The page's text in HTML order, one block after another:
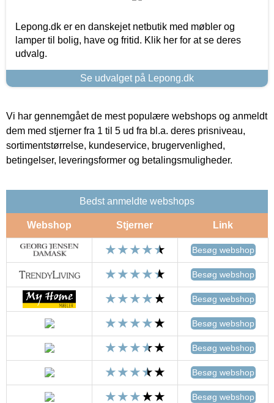
Lepong.dk er en danskejet netbutik med møbler og
lamper til bolig, have og fritid. Klik her for at se deres
udvalg.
Se udvalget på Lepong.dk
Vi har gennemgået de mest populære webshops og anmeldt
dem med stjerner fra 1 til 5 ud fra bl.a. deres prisniveau,
sortimentstørrelse, kundeservice, brugervenlighed,
betingelser, leveringsformer og betalingsmuligheder.
Bedst anmeldte webshops
Webshop Stjerner Link
Besøg webshop
Besøg webshop
Besøg webshop
Besøg webshop
Besøg webshop
Besøg webshop
Besøg webshop